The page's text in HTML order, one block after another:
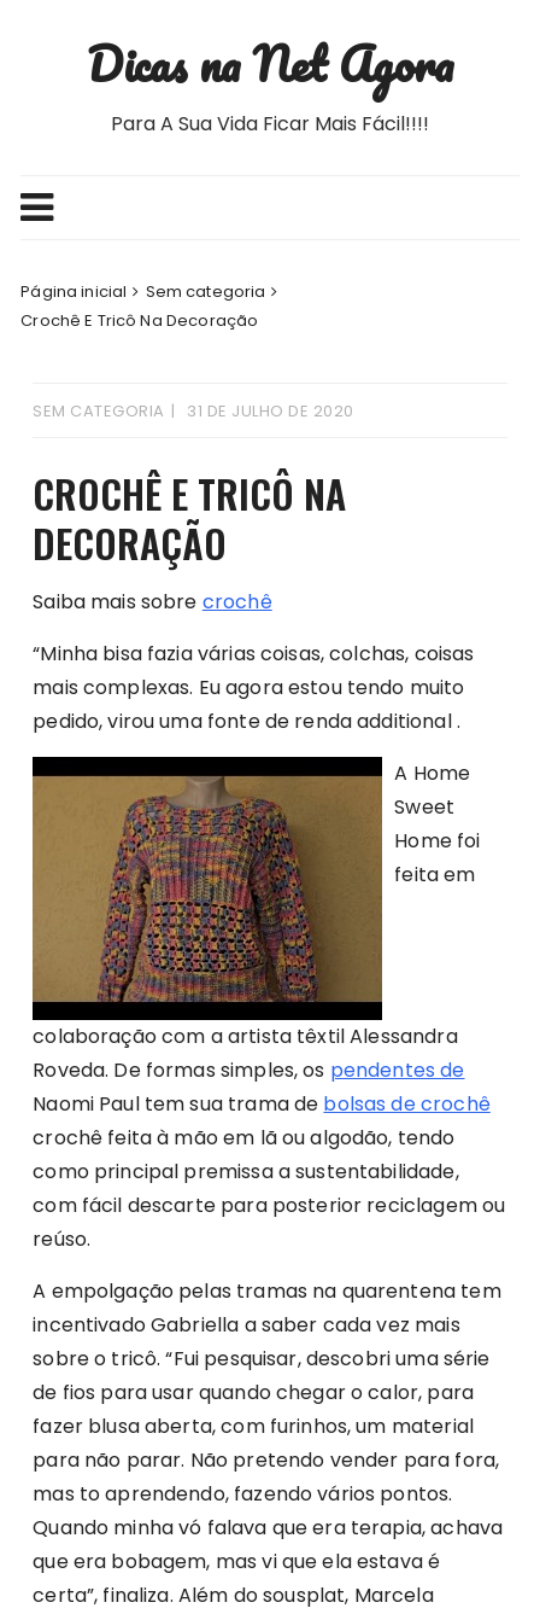
Dicas na Net Agora
Para A Sua Vida Ficar Mais Fácil!!!!
Página inicial
Sem categoria
Crochê E Tricô Na Decoração
SEM CATEGORIA 31 DE JULHO DE 2020
CROCHÊ E TRICÔ NA
DECORAÇÃO
Saiba mais sobre crochê
“Minha bisa fazia várias coisas, colchas, coisas
mais complexas. Eu agora estou tendo muito
pedido, virou uma fonte de renda additional .
A Home
Sweet
Home foi
feita em
colaboração com a artista têxtil Alessandra
Roveda. De formas simples, os pendentes de
Naomi Paul tem sua trama de bolsas de crochê
crochê feita à mão em lã ou algodão, tendo
como principal premissa a sustentabilidade,
com fácil descarte para posterior reciclagem ou
reúso.
A empolgação pelas tramas na quarentena tem
incentivado Gabriella a saber cada vez mais
sobre o tricô. “Fui pesquisar, descobri uma série
de fios para usar quando chegar o calor, para
fazer blusa aberta, com furinhos, um material
para não parar. Não pretendo vender para fora,
mas to aprendendo, fazendo vários pontos.
Quando minha vó falava que era terapia, achava
que era bobagem, mas vi que ela estava é
certa”, finaliza. Além do sousplat, Marcela